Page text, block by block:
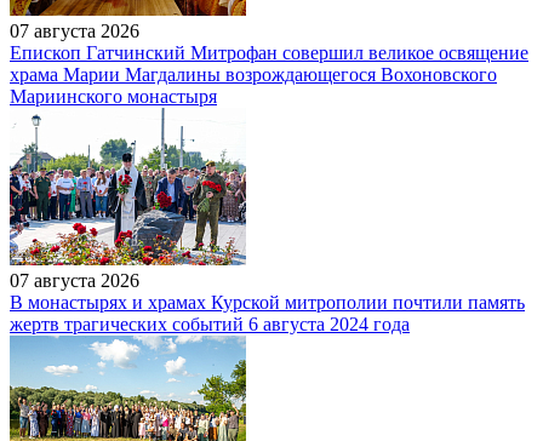
07 августа 2026
Епископ Гатчинский Митрофан совершил великое освящение
храма Марии Магдалины возрождающегося Вохоновского
Мариинского монастыря
07 августа 2026
В монастырях и храмах Курской митрополии почтили память
жертв трагических событий 6 августа 2024 года